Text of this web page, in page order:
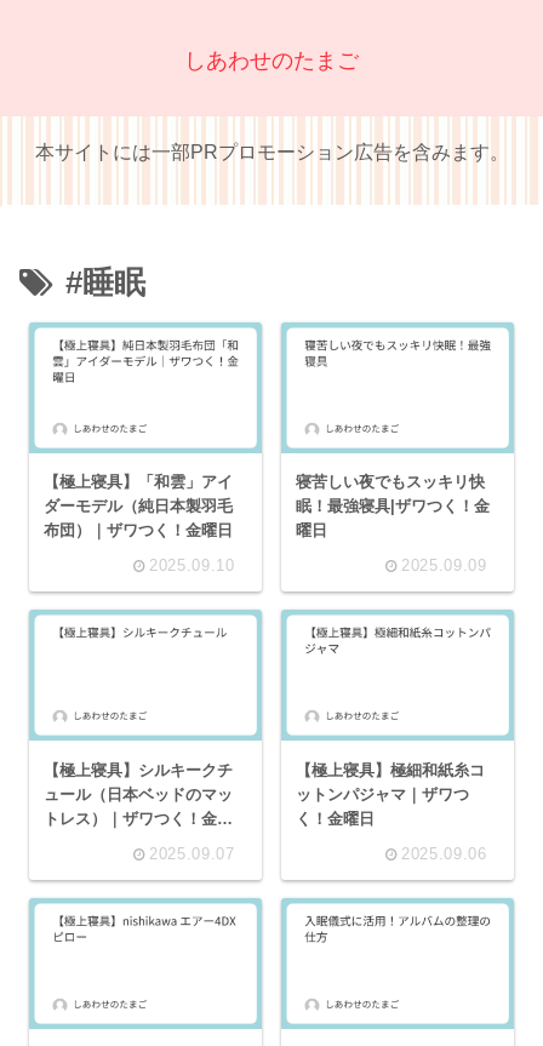
しあわせのたまご
本サイトには一部PRプロモーション広告を含みます。
#睡眠
【極上寝具】「和雲」アイ
ダーモデル（純日本製羽毛
布団）｜ザワつく！金曜日
2025.09.10
寝苦しい夜でもスッキリ快
眠！最強寝具|ザワつく！金
曜日
2025.09.09
【極上寝具】シルキークチ
ュール（日本ベッドのマッ
トレス）｜ザワつく！金曜
2025.09.07
【極上寝具】極細和紙糸コ
ットンパジャマ｜ザワつ
く！金曜日
2025.09.06